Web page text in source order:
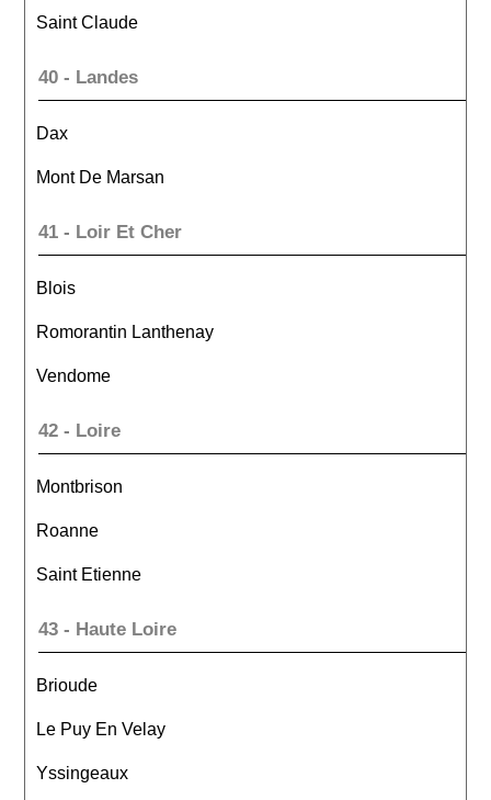
Saint Claude
40 - Landes
Dax
Mont De Marsan
41 - Loir Et Cher
Blois
Romorantin Lanthenay
Vendome
42 - Loire
Montbrison
Roanne
Saint Etienne
43 - Haute Loire
Brioude
Le Puy En Velay
Yssingeaux